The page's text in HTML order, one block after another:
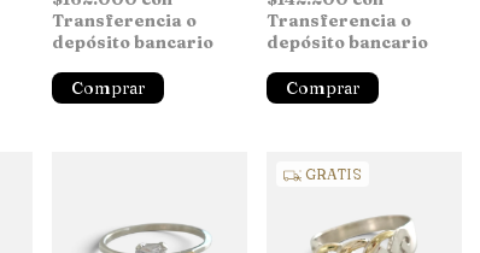
Transferencia o
depósito bancario
Comprar
Transferencia o
depósito bancario
Comprar
GRATIS